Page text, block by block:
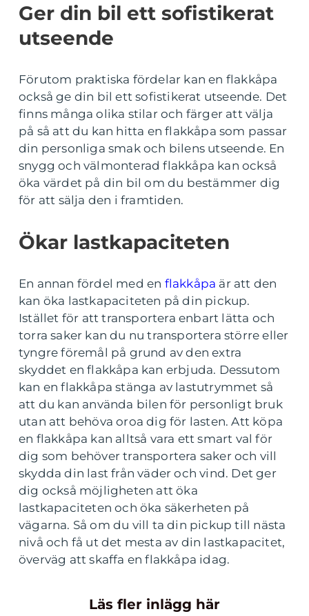
Ger din bil ett sofistikerat
utseende
Förutom praktiska fördelar kan en flakkåpa
också ge din bil ett sofistikerat utseende. Det
finns många olika stilar och färger att välja
på så att du kan hitta en flakkåpa som passar
din personliga smak och bilens utseende. En
snygg och välmonterad flakkåpa kan också
öka värdet på din bil om du bestämmer dig
för att sälja den i framtiden.
Ökar lastkapaciteten
En annan fördel med en flakkåpa är att den
kan öka lastkapaciteten på din pickup.
Istället för att transportera enbart lätta och
torra saker kan du nu transportera större eller
tyngre föremål på grund av den extra
skyddet en flakkåpa kan erbjuda. Dessutom
kan en flakkåpa stänga av lastutrymmet så
att du kan använda bilen för personligt bruk
utan att behöva oroa dig för lasten. Att köpa
en flakkåpa kan alltså vara ett smart val för
dig som behöver transportera saker och vill
skydda din last från väder och vind. Det ger
dig också möjligheten att öka
lastkapaciteten och öka säkerheten på
vägarna. Så om du vill ta din pickup till nästa
nivå och få ut det mesta av din lastkapacitet,
överväg att skaffa en flakkåpa idag.
Läs fler inlägg här